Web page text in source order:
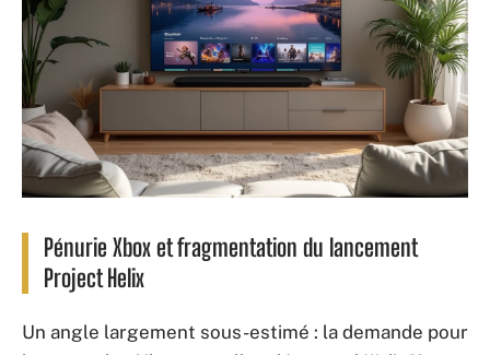
Pénurie Xbox et fragmentation du lancement
Project Helix
Un angle largement sous-estimé : la demande pour